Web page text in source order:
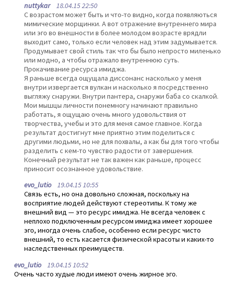
nuttykar18.04.15 22:50
С возрастом может быть и что-то видно, когда появляються
мимические морщинки. А вот отражение внутреннего мира
или эго во внешности в более молодом возрасте врядли
выходит само, только если человек над этим задумывается.
Продумывает свой стиль так что бы было непросто миленько
или модно, а чтобы отражало внутреннюю суть.
Прокачивание ресурса имиджа.
Я раньше всегда ощущала диссонанс насколько у меня
внутри извергается вулкан и насколько я посредственно
выгляжу снаружи. Внутри пантера, снаружи баба со скалкой.
Мои мышцы личности понемногу начинают правильно
работать, я ощущаю очень много удовольствия от
творчества, учебы и это для меня самое главное. Когда
результат достигнут мне приятно этим поделиться с
другими людьми, но не для похвалы, а как бы для того чтобы
разделить с кем-то чувство радости от завершения.
Конечный результат не так важен как раньше, процесс
приносит осознанное удовольствие.
evo_lutio19.04.15 10:55
Связь есть, но она довольно сложная, поскольку на
восприятие людей действуют стереотипы. К тому же
внешний вид — это ресурс имиджа. Не всегда человек с
неплохо подключенным ресурсом имиджа имеет хорошее
эго, иногда очень слабое, особенно если ресурс чисто
внешний, то есть касается физической красоты и каких-то
наследственных преимуществ.
evo_lutio19.04.15 10:52
Очень часто худые люди имеют очень жирное эго.